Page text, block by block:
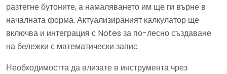
разтегне бутоните, а намаляването им ще ги върне в
началната форма. Актуализираният калкулатор ще
включва и интеграция с Notes за по-лесно създаване
на бележки с математически запис.
Необходимостта да влизате в инструмента чрез